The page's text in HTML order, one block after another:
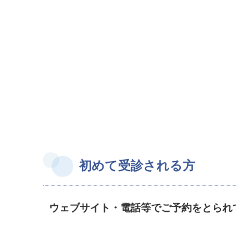
初めて受診される方
ウェブサイト・電話等でご予約をとら